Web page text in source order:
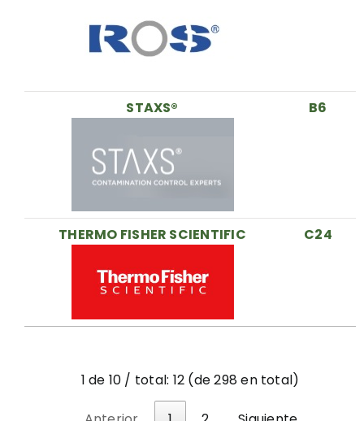
STAXS® B6
THERMO FISHER SCIENTIFIC C24
1 de 10 / total: 12 (de 298 en total)